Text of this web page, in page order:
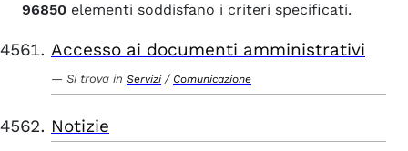
96850 elementi soddisfano i criteri specificati.
Accesso ai documenti amministrativi
Si trova in Servizi / Comunicazione
Notizie